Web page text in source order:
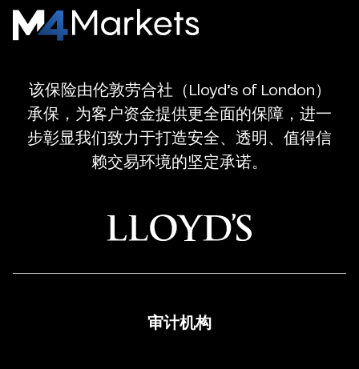
M4Markets
CFD
Trading
Regulated
Broker
该保险由伦敦劳合社（Lloyd’s of London）
承保，为客户资金提供更全面的保障，进一
步彰显我们致力于打造安全、透明、值得信
赖交易环境的坚定承诺。
审计机构